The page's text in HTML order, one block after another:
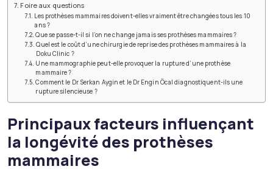
Foire aux questions
Les prothèses mammaires doivent-elles vraiment être changées tous les 10
ans ?
Que se passe-t-il si l’on ne change jamais ses prothèses mammaires ?
Quel est le coût d’une chirurgie de reprise des prothèses mammaires à la
Doku Clinic ?
Une mammographie peut-elle provoquer la rupture d’une prothèse
mammaire ?
Comment le Dr Serkan Aygin et le Dr Engin Öcal diagnostiquent-ils une
rupture silencieuse ?
Principaux facteurs influençant
la longévité des prothèses
mammaires